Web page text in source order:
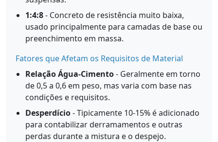
1:4:8- Concreto de resistência muito baixa,
usado principalmente para camadas de base ou
preenchimento em massa.
Fatores que Afetam os Requisitos de Material
Relação Água-Cimento- Geralmente em torno
de 0,5 a 0,6 em peso, mas varia com base nas
condições e requisitos.
Desperdício- Tipicamente 10-15% é adicionado
para contabilizar derramamentos e outras
perdas durante a mistura e o despejo.